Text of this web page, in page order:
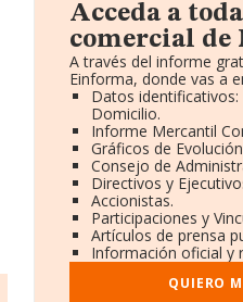
Acceda a
comercial de
A través del informe
Einforma, donde vas a
Datos
Domicilio.
Informe Mercantil
Gráficos de
Consejo de
Directivos y
Accionistas.
Participaciones y
Artículos de prensa
Información oficial y
QUIERO